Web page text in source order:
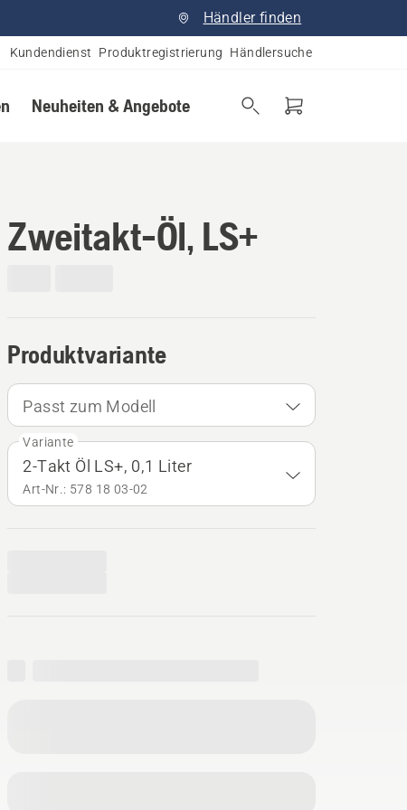
Händler finden
Kundendienst Produktregistrierung Händlersuche
Neuheiten & Angebote
Zweitakt-Öl, LS+
Produktvariante
Passt zum Modell
Variante
2-Takt Öl LS+, 0,1 Liter
Art-Nr.: 578 18 03‑02